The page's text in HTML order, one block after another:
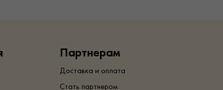
Партнерам
Доставка и оплата
Стать партнером